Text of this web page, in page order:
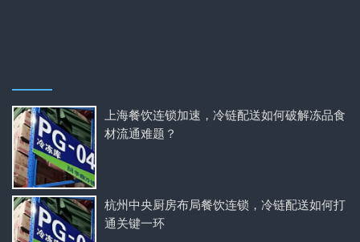
上海餐饮连锁加速，冷链配送如何破解冻品食
材流通难题？
杭州中央厨房布局餐饮连锁，冷链配送如何打
通关键一环